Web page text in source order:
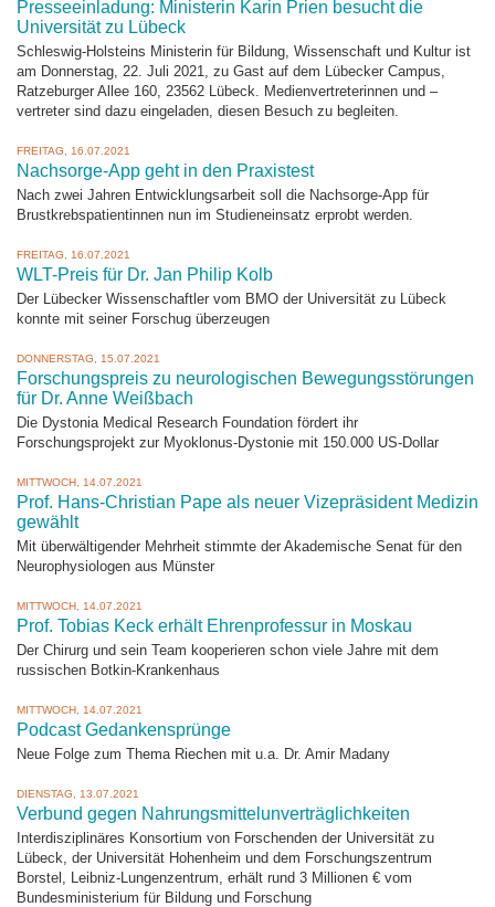
Presseeinladung: Ministerin Karin Prien besucht die
Universität zu Lübeck
Schleswig-Holsteins Ministerin für Bildung, Wissenschaft und Kultur ist
am Donnerstag, 22. Juli 2021, zu Gast auf dem Lübecker Campus,
Ratzeburger Allee 160, 23562 Lübeck. Medienvertreterinnen und –
vertreter sind dazu eingeladen, diesen Besuch zu begleiten.
FREITAG, 16.07.2021
Nachsorge-App geht in den Praxistest
Nach zwei Jahren Entwicklungsarbeit soll die Nachsorge-App für
Brustkrebspatientinnen nun im Studieneinsatz erprobt werden.
FREITAG, 16.07.2021
WLT-Preis für Dr. Jan Philip Kolb
Der Lübecker Wissenschaftler vom BMO der Universität zu Lübeck
konnte mit seiner Forschug überzeugen
DONNERSTAG, 15.07.2021
Forschungspreis zu neurologischen Bewegungsstörungen
für Dr. Anne Weißbach
Die Dystonia Medical Research Foundation fördert ihr
Forschungsprojekt zur Myoklonus-Dystonie mit 150.000 US-Dollar
MITTWOCH, 14.07.2021
Prof. Hans-Christian Pape als neuer Vizepräsident Medizin
gewählt
Mit überwältigender Mehrheit stimmte der Akademische Senat für den
Neurophysiologen aus Münster
MITTWOCH, 14.07.2021
Prof. Tobias Keck erhält Ehrenprofessur in Moskau
Der Chirurg und sein Team kooperieren schon viele Jahre mit dem
russischen Botkin-Krankenhaus
MITTWOCH, 14.07.2021
Podcast Gedankensprünge
Neue Folge zum Thema Riechen mit u.a. Dr. Amir Madany
DIENSTAG, 13.07.2021
Verbund gegen Nahrungsmittelunverträglichkeiten
Interdisziplinäres Konsortium von Forschenden der Universität zu
Lübeck, der Universität Hohenheim und dem Forschungszentrum
Borstel, Leibniz-Lungenzentrum, erhält rund 3 Millionen € vom
Bundesministerium für Bildung und Forschung